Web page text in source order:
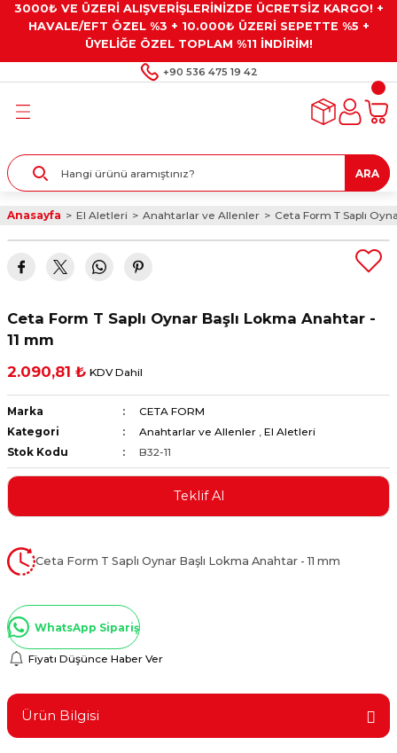
3000₺ VE ÜZERİ ALIŞVERİŞLERİNİZDE ÜCRETSİZ KARGO! +
HAVALE/EFT ÖZEL %3 + 10.000₺ ÜZERİ SEPETTE %5 +
ÜYELİĞE ÖZEL TOPLAM %11 İNDİRİM!
+90 536 475 19 42
Geri Dön
Kaplamalar
Geri Dön
Geri Dön
Gresler
Geri Dön
Alet Setleri
ve Multimetreler
ve Penseler
Geri Dön
Taşları ve
ARA
Anasayfa El Aletleri Anahtarlar ve Allenler Ceta Form T Saplı
Ceta Form T Saplı Oynar Başlı Lokma Anahtar -
11 mm
2.090,81 ₺ KDV Dahil
Marka
CETA FORM
Kategori
Anahtarlar ve Allenler , El Aletleri
Stok Kodu
B32-11
Teklif Al
Ceta Form T Saplı Oynar Başlı Lokma Anahtar - 11 mm
WhatsApp Sipariş
Fiyatı Düşünce Haber Ver
Ürün Bilgisi